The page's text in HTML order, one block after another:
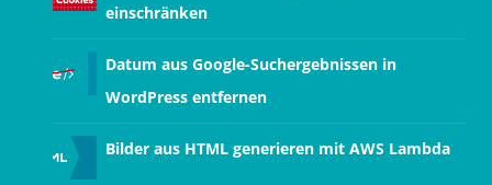
einschränken
Datum aus Google-Suchergebnissen in
WordPress entfernen
Bilder aus HTML generieren mit AWS Lambda